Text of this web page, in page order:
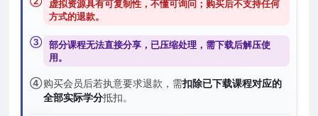
虚拟资源具有可复制性，不懂可询问；购买后不支持任何
方式的退款。
③ 部分课程无法直接分享，已压缩处理，需下载后解压使
用。
④购买会员后若执意要求退款，需扣除已下载课程对应的
全部实际学分抵扣。